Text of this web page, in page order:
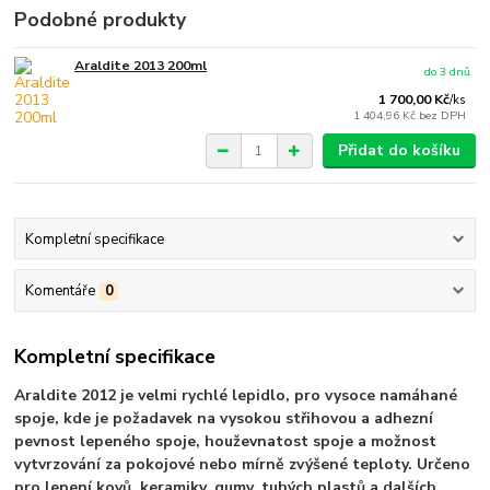
Podobné produkty
Araldite 2013 200ml
1 700,00 Kč/ks
1 404,96 Kč bez DPH
do 3 dnů
Přidat do košíku
Kompletní specifikace
Komentáře 0
Kompletní specifikace
Araldite 2012 je velmi rychlé lepidlo, pro vysoce namáhané
spoje, kde je požadavek na vysokou střihovou a adhezní
pevnost lepeného spoje, houževnatost spoje a možnost
vytvrzování za pokojové nebo mírně zvýšené teploty. Určeno